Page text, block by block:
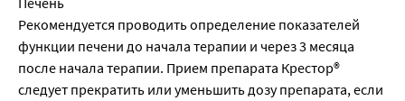
Рекомендуется проводить определение показателей
функции печени до начала терапии и через 3 месяца
после начала терапии. Прием препарата Крестор®
следует прекратить или уменьшить дозу препарата, если